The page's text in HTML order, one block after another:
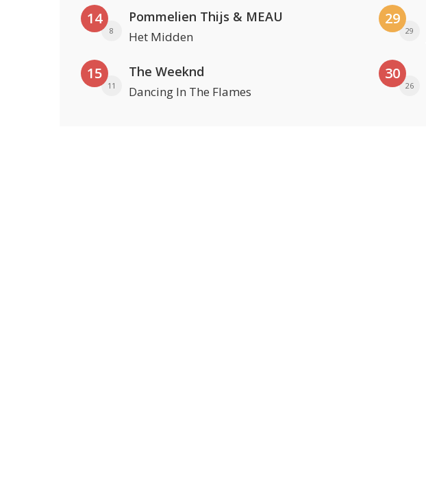
14
8
Pommelien Thijs & MEAU
Het Midden
15
11
The Weeknd
Dancing In The Flames
29
29
30
26